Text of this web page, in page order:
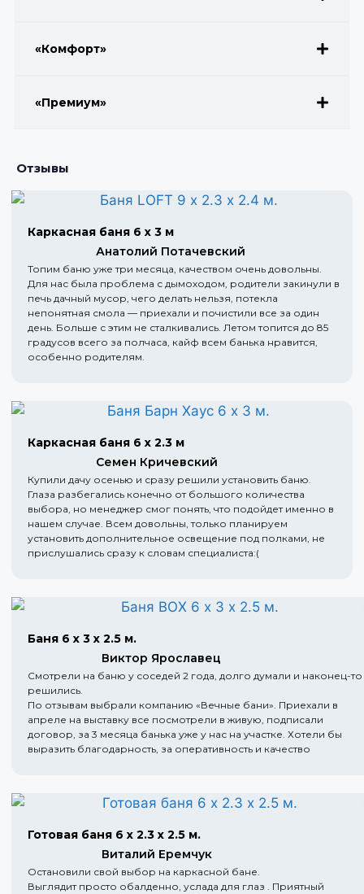
«Комфорт»
«Премиум»
Отзывы
Каркасная баня 6 х 3 м
Анатолий Потачевский
Топим баню уже три месяца, качеством очень довольны.
Для нас была проблема с дымоходом, родители закинули в
печь дачный мусор, чего делать нельзя, потекла
непонятная смола — приехали и почистили все за один
день. Больше с этим не сталкивались. Летом топится до 85
градусов всего за полчаса, кайф всем банька нравится,
особенно родителям.
Каркасная баня 6 х 2.3 м
Семен Кричевский
Купили дачу осенью и сразу решили установить баню.
Глаза разбегались конечно от большого количества
выбора, но менеджер смог понять, что подойдет именно в
нашем случае. Всем довольны, только планируем
установить дополнительное освещение под полками, не
прислушались сразу к словам специалиста:(
Баня 6 х 3 х 2.5 м.
Виктор Ярославец
Смотрели на баню у соседей 2 года, долго думали и наконец-то
решились.
По отзывам выбрали компанию «Вечные бани». Приехали в
апреле на выставку все посмотрели в живую, подписали
договор, за 3 месяца банька уже у нас на участке. Хотели бы
выразить благодарность, за оперативность и качество
Готовая баня 6 х 2.3 х 2.5 м.
Виталий Еремчук
Остановили свой выбор на каркасной бане.
Выглядит просто обалденно, услада для глаз . Приятный